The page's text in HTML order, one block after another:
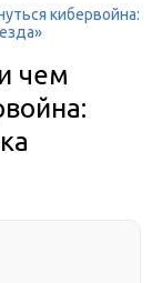
кибервойна:
чем